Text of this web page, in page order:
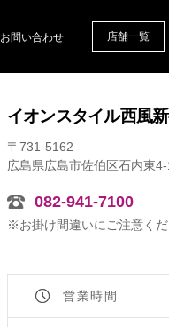
お問い合わせ 店舗一覧
イオンスタイル西風
〒731-5162
広島県広島市佐伯区石内東4-
082-941-7100
※お掛け間違いにご注意く
営業時間